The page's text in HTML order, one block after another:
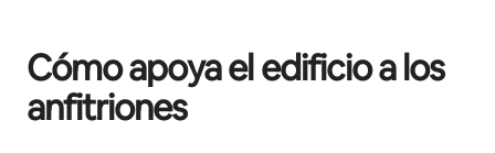
Cómo apoya el edificio a los
anfitriones